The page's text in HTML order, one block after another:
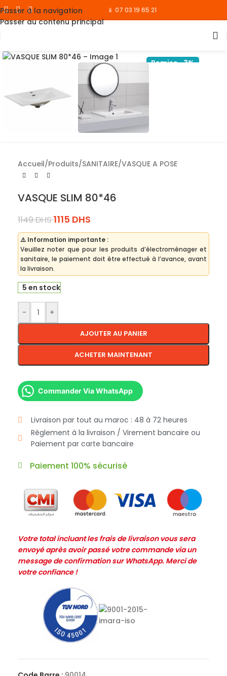
Passer à la navigation
Passer au contenu principal
📱 07 03 19 65 21
Remise -3%
Accueil/Produits/SANITAIRE/VASQUE A POSE
VASQUE SLIM 80*46
1149DHS 1115 DHS
⚠️ Information importante :
Veuillez noter que pour les produits d’électroménager et
sanitaire, le paiement doit être effectué à l’avance, avant
la livraison.
5 en stock
- +
AJOUTER AU PANIER
ACHETER MAINTENANT
Commander Via WhatsApp
Livraison par tout au maroc : 48 à 72 heures
Règlement à la livraison / Virement bancaire ou
Paiement par carte bancaire
Paiement 100% sécurisé
Votre total incluant les frais de livraison vous sera
envoyé après avoir passé votre commande via un
message de confirmation sur WhatsApp. Merci de
votre confiance !